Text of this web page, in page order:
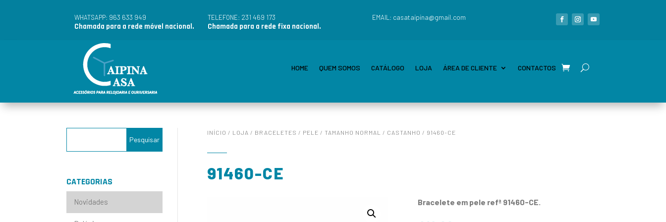
WHATSAPP: 963 633 949
Chamada para a rede móvel nacional.
TELEFONE: 231 469 173
Chamada para a rede fixa nacional.
EMAIL: casataipina@gmail.com
HOME QUEM SOMOS CATÁLOGO LOJA ÁREA DE CLIENTE CONTACTOS
CATEGORIAS
Novidades
INÍCIO / LOJA / BRACELETES / PELE / TAMANHO NORMAL / CASTANHO / 91460-CE
91460-CE
Bracelete em pele refª 91460-CE.